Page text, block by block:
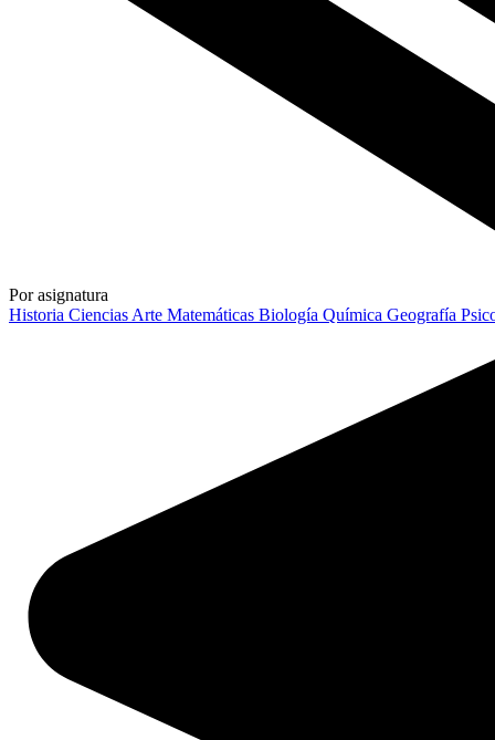
Por asignatura
Historia Ciencias Arte Matemáticas Biología Química Geografía